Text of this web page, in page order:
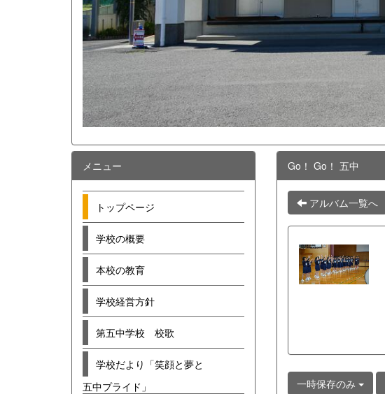
Go！ Go！ 五中
アルバム一覧へ
一時保存のみ
メニュー
トップページ
学校の概要
本校の教育
学校経営方針
第五中学校 校歌
学校だより「笑顔と夢と
五中プライド」